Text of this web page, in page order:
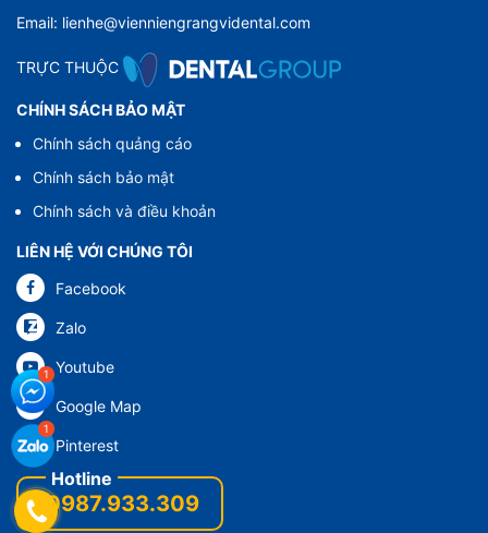
Email: lienhe@vienniengrangvidental.com
TRỰC THUỘC
CHÍNH SÁCH BẢO MẬT
Chính sách quảng cáo
Chính sách bảo mật
Chính sách và điều khoản
LIÊN HỆ VỚI CHÚNG TÔI
Facebook
Zalo
Youtube
Google Map
Pinterest
0987.933.309